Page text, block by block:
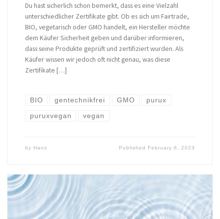
Du hast sicherlich schon bemerkt, dass es eine Vielzahl
unterschiedlicher Zertifikate gibt. Ob es sich um Fairtrade,
BIO, vegetarisch oder GMO handelt, ein Hersteller möchte
dem Käufer Sicherheit geben und darüber informieren,
dass seine Produkte geprüft und zertifiziert wurden. Als
Käufer wissen wir jedoch oft nicht genau, was diese
Zertifikate […]
BIO gentechnikfrei GMO purux
puruxvegan vegan
by Hans Published February 6, 2023